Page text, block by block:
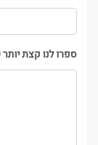
ספרו לנו קצת